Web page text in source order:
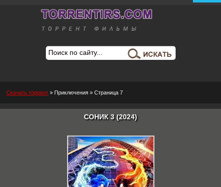
Скачать торрент » Приключения » Страница 7
СОНИК 3 (2024)